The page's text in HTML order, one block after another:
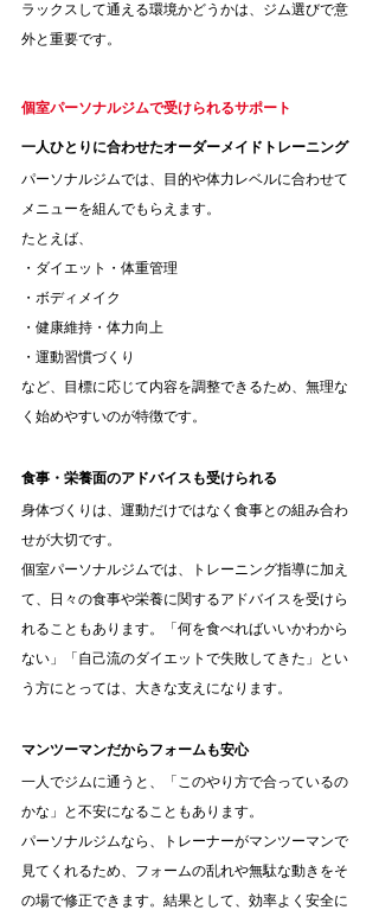
ラックスして通える環境かどうかは、ジム選びで意
外と重要です。
個室パーソナルジムで受けられるサポート
一人ひとりに合わせたオーダーメイドトレーニング
パーソナルジムでは、目的や体力レベルに合わせて
メニューを組んでもらえます。
たとえば、
・ダイエット・体重管理
・ボディメイク
・健康維持・体力向上
・運動習慣づくり
など、目標に応じて内容を調整できるため、無理な
く始めやすいのが特徴です。
食事・栄養面のアドバイスも受けられる
身体づくりは、運動だけではなく食事との組み合わ
せが大切です。
個室パーソナルジムでは、トレーニング指導に加え
て、日々の食事や栄養に関するアドバイスを受けら
れることもあります。「何を食べればいいかわから
ない」「自己流のダイエットで失敗してきた」とい
う方にとっては、大きな支えになります。
マンツーマンだからフォームも安心
一人でジムに通うと、「このやり方で合っているの
かな」と不安になることもあります。
パーソナルジムなら、トレーナーがマンツーマンで
見てくれるため、フォームの乱れや無駄な動きをそ
の場で修正できます。結果として、効率よく安全に